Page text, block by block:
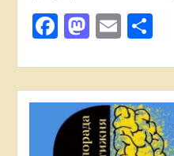
Facebook
Email